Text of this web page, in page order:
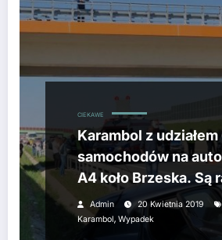
CIEKAWE
Karambol z udziałem
samochodów na
A4 koło Brzeska. Są
Admin 20 Kwietnia 2019
Karambol, Wypadek